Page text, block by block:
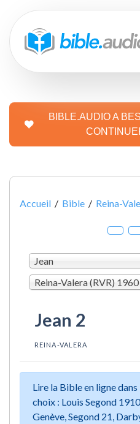
BIBLE.AUDIO A
Accueil / Bible / Reina-
Jean
Reina-Valera (RVR) 1960
Jean 2
REINA-VALERA
Lire la Bible en ligne
choix : Louis Segond
Genève, Segond 21,